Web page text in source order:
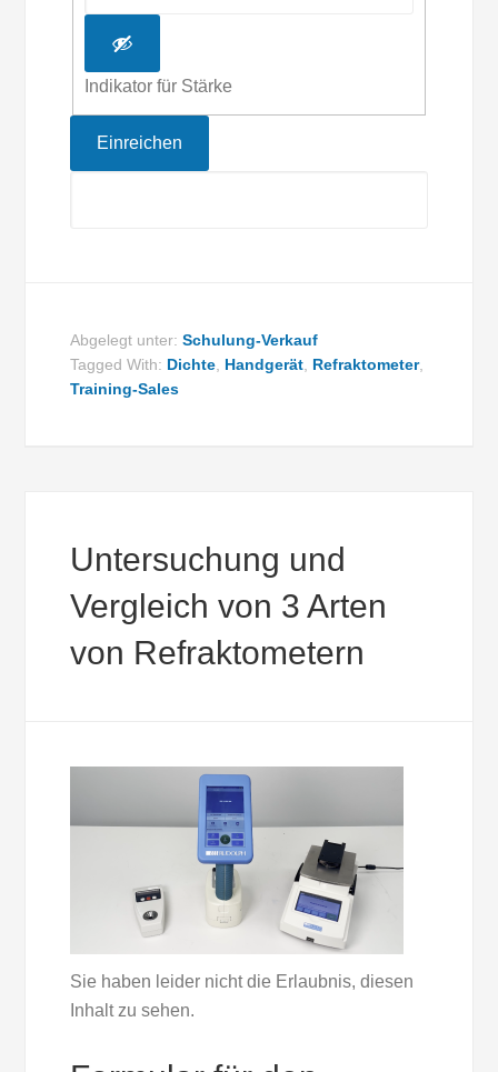
Indikator für Stärke
Abgelegt unter:Schulung-Verkauf
Tagged With: Dichte Handgerät Refraktometer,
Training-Sales
Untersuchung und
Vergleich von 3 Arten
von Refraktometern
Sie haben leider nicht die Erlaubnis, diesen
Inhalt zu sehen.